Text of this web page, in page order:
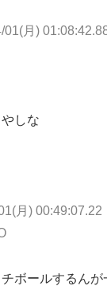
01(月)
しな
月) 00:49:07.22
ボールするんが